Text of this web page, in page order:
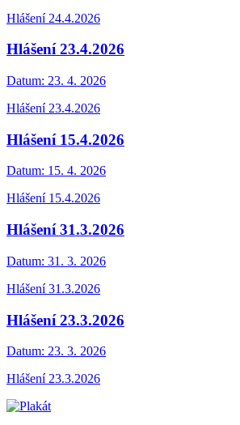
Hlášení 24.4.2026
Hlášení 23.4.2026
Datum: 23. 4. 2026
Hlášení 23.4.2026
Hlášení 15.4.2026
Datum: 15. 4. 2026
Hlášení 15.4.2026
Hlášení 31.3.2026
Datum: 31. 3. 2026
Hlášení 31.3.2026
Hlášení 23.3.2026
Datum: 23. 3. 2026
Hlášení 23.3.2026